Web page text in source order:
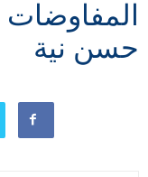
حسن نية